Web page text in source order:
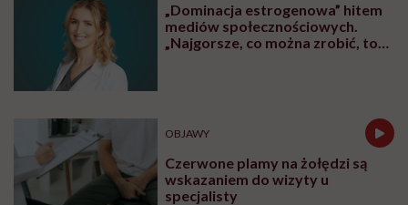
„Dominacja estrogenowa” hitem
mediów społecznościowych.
„Najgorsze, co można zrobić, to
OBJAWY
Czerwone plamy na żołędzi są
wskazaniem do wizyty u
specjalisty